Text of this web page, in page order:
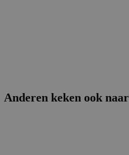
Anderen keken ook naar